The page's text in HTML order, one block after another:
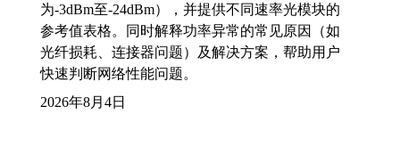
为-3dBm至-24dBm），并提供不同速率光模块的
参考值表格。同时解释功率异常的常见原因（如
光纤损耗、连接器问题）及解决方案，帮助用户
快速判断网络性能问题。
2026年8月4日